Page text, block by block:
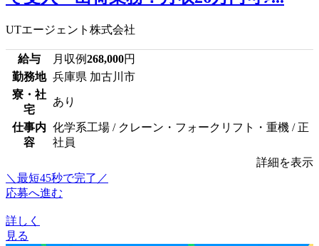
UTエージェント株式会社
給与 月収例268,000円
勤務地 兵庫県 加古川市
寮・社
宅
あり
仕事内
容
化学系工場 / クレーン・フォークリフト・重機 / 正
社員
詳細を表示
＼最短45秒で完了／
応募へ進む
詳しく
見る